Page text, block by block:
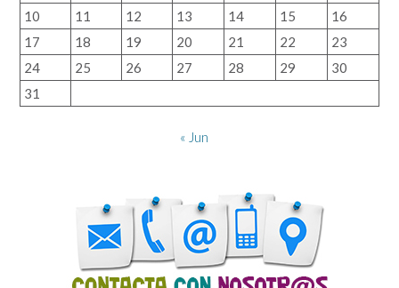
10
11 12 13 14 15
16
17
18 19 20 21 22
23
24
25 26 27 28 29
30
31
« Jun